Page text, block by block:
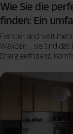
Wie Sie die
finden: Ein
Fenster sind weit
Wänden – sie sind das
Energieeffizienz,
behaglichen Zuhause